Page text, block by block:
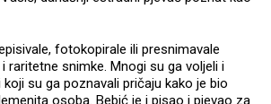
fotokopirale ili presnimavale
raritetne snimke. Mnogi su ga voljeli i
koji su ga poznavali pričaju kako je bio
osoba. Bebić je i pisao i pjevao za